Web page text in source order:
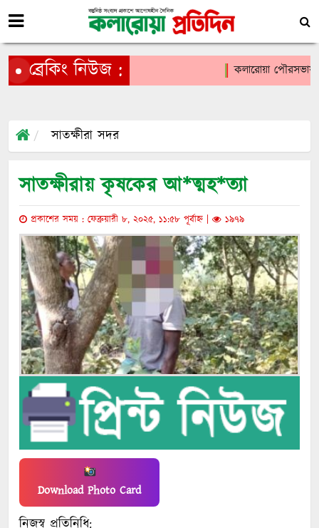
ব্রেকিং নিউজ : কলারোয়া পৌরসভায়
সাতক্ষীরা সদর
সাতক্ষীরায় কৃষকের আ*ত্মহ*ত্যা
প্রকাশের সময় : ফেব্রুয়ারী ৮, ২০২৫, ১১:৫৮ পূর্বাহ্ন | ১৯৭৯
Download Photo Card
নিজস্ব প্রতিনিধি: